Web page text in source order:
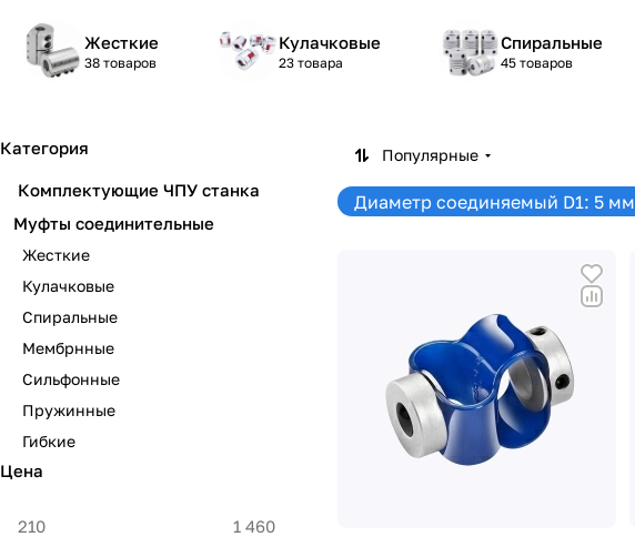
Жесткие
38 товаров
Кулачковые
23 товара
Спиральные
45 товаров
Популярные
Диаметр соединяемый D1: 5 мм
Категория
Комплектующие ЧПУ станка
Муфты соединительные
Жесткие
Кулачковые
Спиральные
Мембрнные
Сильфонные
Пружинные
Гибкие
Цена